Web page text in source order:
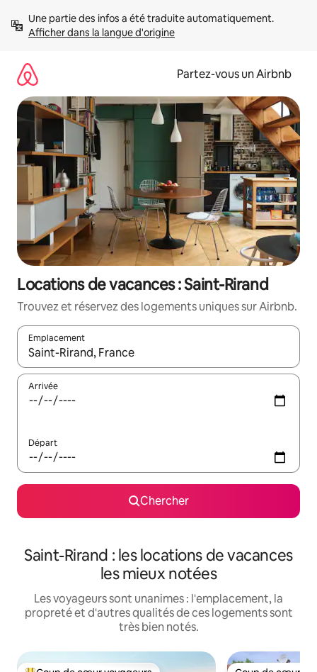
directement
Afficher dans la langue d'origine
Partez-vous un Airbnb
Locations de vacances : Saint-Rirand
Trouvez et réservez des logements uniques sur Airbnb.
Emplacement
Quand les résultats sont affichés, parcourez-les en utilisant
Arrivée
Départ
Chercher
Saint-Rirand : les locations de vacances
les mieux notées
Les voyageurs sont unanimes : l'emplacement, la
propreté et d'autres qualités de ces logements sont
très bien notés.